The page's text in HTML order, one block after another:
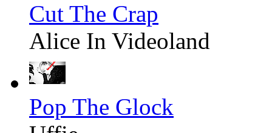
Cut The Crap
Alice In Videoland
Pop The Glock